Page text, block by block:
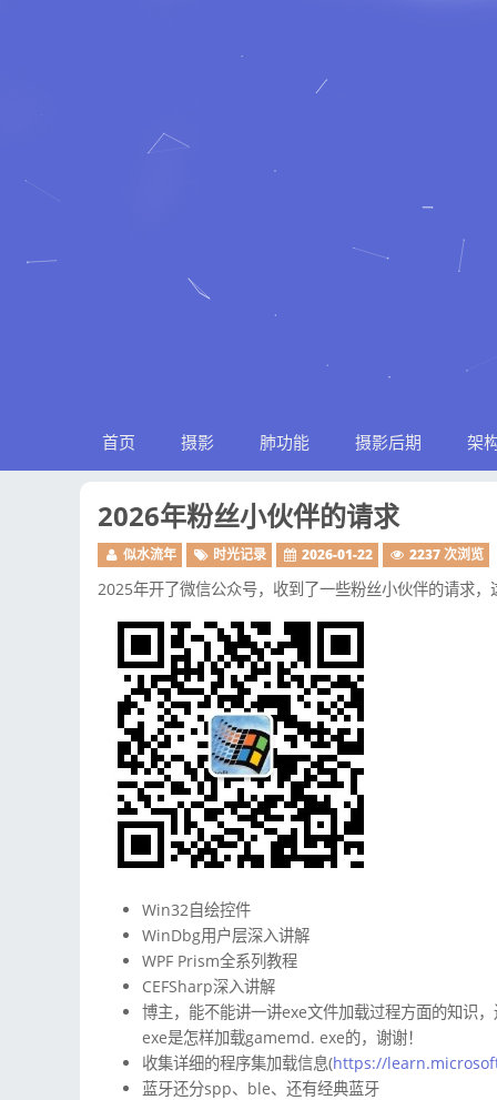
首页 摄影 肺功能 摄影后期 架
2026年粉丝小伙伴的请求
似水流年 时光记录 2026-01-22 2237 次浏览
2025年开了微信公众号，收到了一些粉丝小伙伴的请求
Win32自绘控件
WinDbg用户层深入讲解
WPF Prism全系列教程
CEFSharp深入讲解
博主，能不能讲一讲exe文件加载过程方面的知识
exe是怎样加载gamemd. exe的，谢谢！
收集详细的程序集加载信息(https://
蓝牙还分spp、ble、还有经典蓝牙